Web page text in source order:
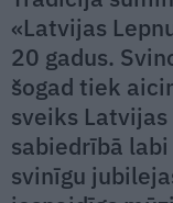
«Latvijas
20 gadus.
šogad tiek
sveiks
sabiedrībā
svinīgu